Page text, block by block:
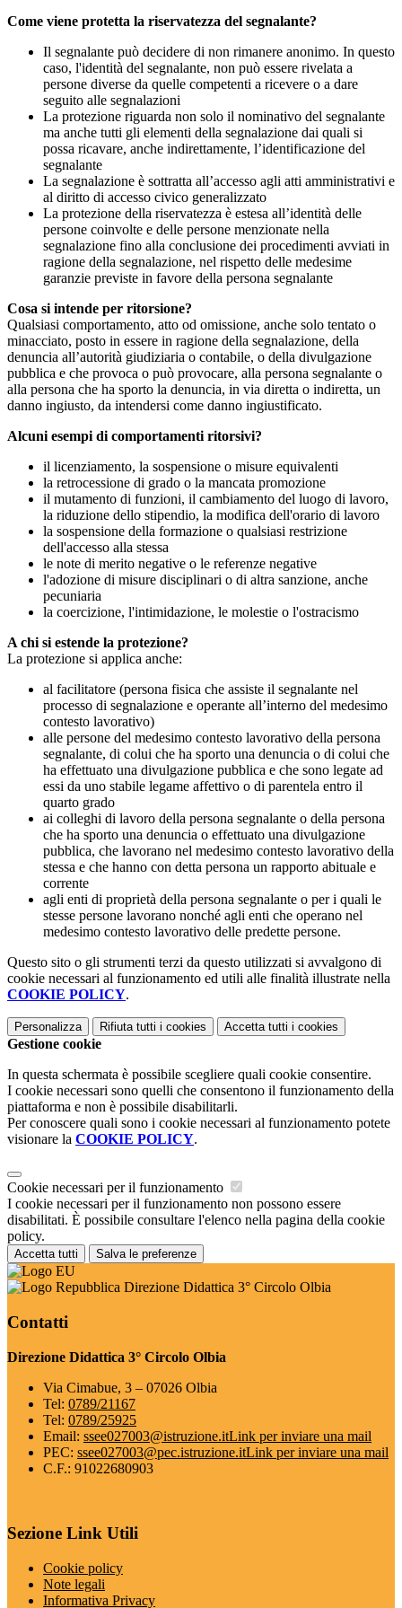
Come viene protetta la riservatezza del segnalante?
Il segnalante può decidere di non rimanere anonimo. In questo
caso, l'identità del segnalante, non può essere rivelata a
persone diverse da quelle competenti a ricevere o a dare
seguito alle segnalazioni
La protezione riguarda non solo il nominativo del segnalante
ma anche tutti gli elementi della segnalazione dai quali si
possa ricavare, anche indirettamente, l’identificazione del
segnalante
La segnalazione è sottratta all’accesso agli atti amministrativi e
al diritto di accesso civico generalizzato
La protezione della riservatezza è estesa all’identità delle
persone coinvolte e delle persone menzionate nella
segnalazione fino alla conclusione dei procedimenti avviati in
ragione della segnalazione, nel rispetto delle medesime
garanzie previste in favore della persona segnalante
Cosa si intende per ritorsione?
Qualsiasi comportamento, atto od omissione, anche solo tentato o
minacciato, posto in essere in ragione della segnalazione, della
denuncia all’autorità giudiziaria o contabile, o della divulgazione
pubblica e che provoca o può provocare, alla persona segnalante o
alla persona che ha sporto la denuncia, in via diretta o indiretta, un
danno ingiusto, da intendersi come danno ingiustificato.
Alcuni esempi di comportamenti ritorsivi?
il licenziamento, la sospensione o misure equivalenti
la retrocessione di grado o la mancata promozione
il mutamento di funzioni, il cambiamento del luogo di lavoro,
la riduzione dello stipendio, la modifica dell'orario di lavoro
la sospensione della formazione o qualsiasi restrizione
dell'accesso alla stessa
le note di merito negative o le referenze negative
l'adozione di misure disciplinari o di altra sanzione, anche
pecuniaria
la coercizione, l'intimidazione, le molestie o l'ostracismo
A chi si estende la protezione?
La protezione si applica anche:
al facilitatore (persona fisica che assiste il segnalante nel
processo di segnalazione e operante all’interno del medesimo
contesto lavorativo)
alle persone del medesimo contesto lavorativo della persona
segnalante, di colui che ha sporto una denuncia o di colui che
ha effettuato una divulgazione pubblica e che sono legate ad
essi da uno stabile legame affettivo o di parentela entro il
quarto grado
ai colleghi di lavoro della persona segnalante o della persona
che ha sporto una denuncia o effettuato una divulgazione
pubblica, che lavorano nel medesimo contesto lavorativo della
stessa e che hanno con detta persona un rapporto abituale e
corrente
agli enti di proprietà della persona segnalante o per i quali le
stesse persone lavorano nonché agli enti che operano nel
medesimo contesto lavorativo delle predette persone.
Questo sito o gli strumenti terzi da questo utilizzati si avvalgono di
cookie necessari al funzionamento ed utili alle finalità illustrate nella
COOKIE POLICY.
Personalizza Rifiuta tutti i cookies Accetta tutti i cookies
Gestione cookie
In questa schermata è possibile scegliere quali cookie consentire.
I cookie necessari sono quelli che consentono il funzionamento della
piattaforma e non è possibile disabilitarli.
Per conoscere quali sono i cookie necessari al funzionamento potete
visionare la COOKIE POLICY.
Cookie necessari per il funzionamento
I cookie necessari per il funzionamento non possono essere
disabilitati. È possibile consultare l'elenco nella pagina della cookie
policy.
Accetta tutti Salva le preferenze
Direzione Didattica 3° Circolo Olbia
Contatti
Direzione Didattica 3° Circolo Olbia
Via Cimabue, 3 – 07026 Olbia
Tel: 0789/21167
Tel: 0789/25925
Email: ssee027003@istruzione.itLink per inviare una mail
PEC: ssee027003@pec.istruzione.itLink per inviare una mail
C.F.: 91022680903
Sezione Link Utili
Cookie policy
Note legali
Informativa Privacy